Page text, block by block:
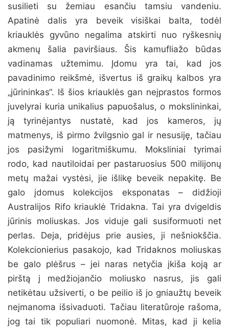
susilieti su žemiau esančiu tamsiu vandeniu.
Apatinė dalis yra beveik visiškai balta, todėl
kriauklės gyvūno negalima atskirti nuo ryškesnių
akmenų šalia paviršiaus. Šis kamufliažo būdas
vadinamas užtemimu. Įdomu yra tai, kad jos
pavadinimo reikšmė, išvertus iš graikų kalbos yra
„jūrininkas“. Iš šios kriauklės gan neįprastos formos
juvelyrai kuria unikalius papuošalus, o mokslininkai,
ją tyrinėjantys nustatė, kad jos kameros, jų
matmenys, iš pirmo žvilgsnio gal ir nesusiję, tačiau
jos pasižymi logaritmiškumu. Moksliniai tyrimai
rodo, kad nautiloidai per pastaruosius 500 milijonų
metų mažai vystėsi, jie išlikę beveik nepakitę. Be
galo įdomus kolekcijos eksponatas – didžioji
Australijos Rifo kriauklė Tridakna. Tai yra dvigeldis
jūrinis moliuskas. Jos viduje gali susiformuoti net
perlas. Deja, pridėjus prie ausies, ji nešniokščia.
Kolekcionierius pasakojo, kad Tridaknos moliuskas
be galo plėšrus – jei naras netyčia įkiša koją ar
pirštą į medžiojančio moliusko nasrus, jis gali
netikėtau užsiverti, o be peilio iš jo gniaužtų beveik
neįmanoma išsivaduoti. Tačiau literatūroje rašoma,
jog tai tik populiari nuomonė. Mitas, kad ji kelia